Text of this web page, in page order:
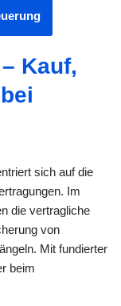
Kauf,
sich auf die
Im
die vertragliche
von
Mit fundierter
beim